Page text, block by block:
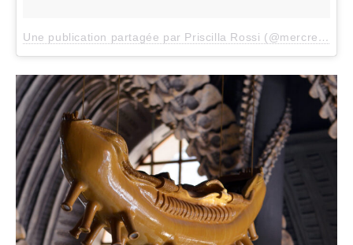
Une publication partagée par Priscilla Rossi (@mercredieblog)